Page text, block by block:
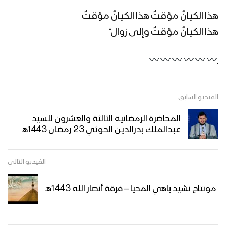
الجوف – رسائل المجاهدين المرابطين في
محور المرازيق بمناسبة يوم القدس
نشيد عاد يوم القدس – فرقة وعد الله
هذا الكيانُ مؤقتٌ هذا الكيانُ مؤقتٌ
هذا الكيانُ مؤقتٌ وإلى زوال ْ
ـ
الفيديو السابق
المحاضرة الرمضانية الثالثة والعشرون للسيد
عبدالملك بدرالدين الحوثي 23 رمضان 1443هـ
الفيديو التالي
مونتاج نشيد باهي المحيا – فرقة أنصار الله 1443هـ